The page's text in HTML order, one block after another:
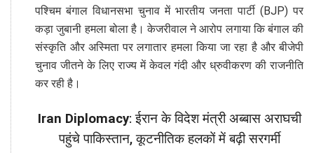
पश्चिम बंगाल विधानसभा चुनाव में भारतीय जनता पार्टी (BJP) पर
कड़ा जुबानी हमला बोला है। केजरीवाल ने आरोप लगाया कि बंगाल की
संस्कृति और अस्मिता पर लगातार हमला किया जा रहा है और बीजेपी
चुनाव जीतने के लिए राज्य में केवल गंदी और ध्रुवीकरण की राजनीति
कर रही है।
Iran Diplomacy: ईरान के विदेश मंत्री अब्बास अराघची
पहुंचे पाकिस्तान, कूटनीतिक हलकों में बढ़ी सरगर्मी